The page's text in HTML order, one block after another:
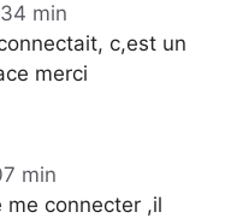
min
c,est un
merci
min
me connecter ,il